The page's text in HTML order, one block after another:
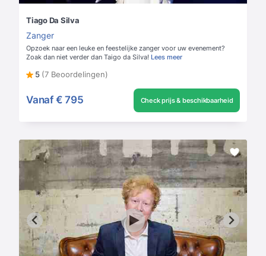
Tiago Da Silva
Zanger
Opzoek naar een leuke en feestelijke zanger voor uw evenement?
Zoak dan niet verder dan Taigo da Silva! Lees meer
5 (7 Beoordelingen)
Vanaf € 795 Check prijs & beschikbaarheid